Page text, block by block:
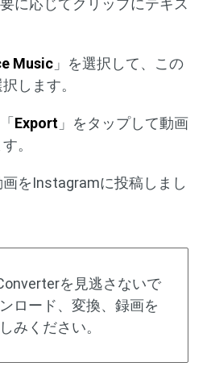
に応じてクリップにテキス
Music 」を選択して、この
します。
Export 」をタップして動画
。
をInstagramに投稿しまし
を見逃さないで
ロード、変換、録画を
みください。